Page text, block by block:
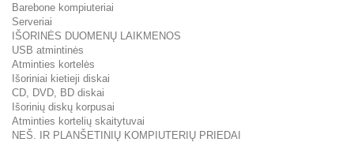
Barebone kompiuteriai
Serveriai
IŠORINĖS DUOMENŲ LAIKMENOS
USB atmintinės
Atminties kortelės
Išoriniai kietieji diskai
CD, DVD, BD diskai
Išorinių diskų korpusai
Atminties kortelių skaitytuvai
NEŠ. IR PLANŠETINIŲ KOMPIUTERIŲ PRIEDAI